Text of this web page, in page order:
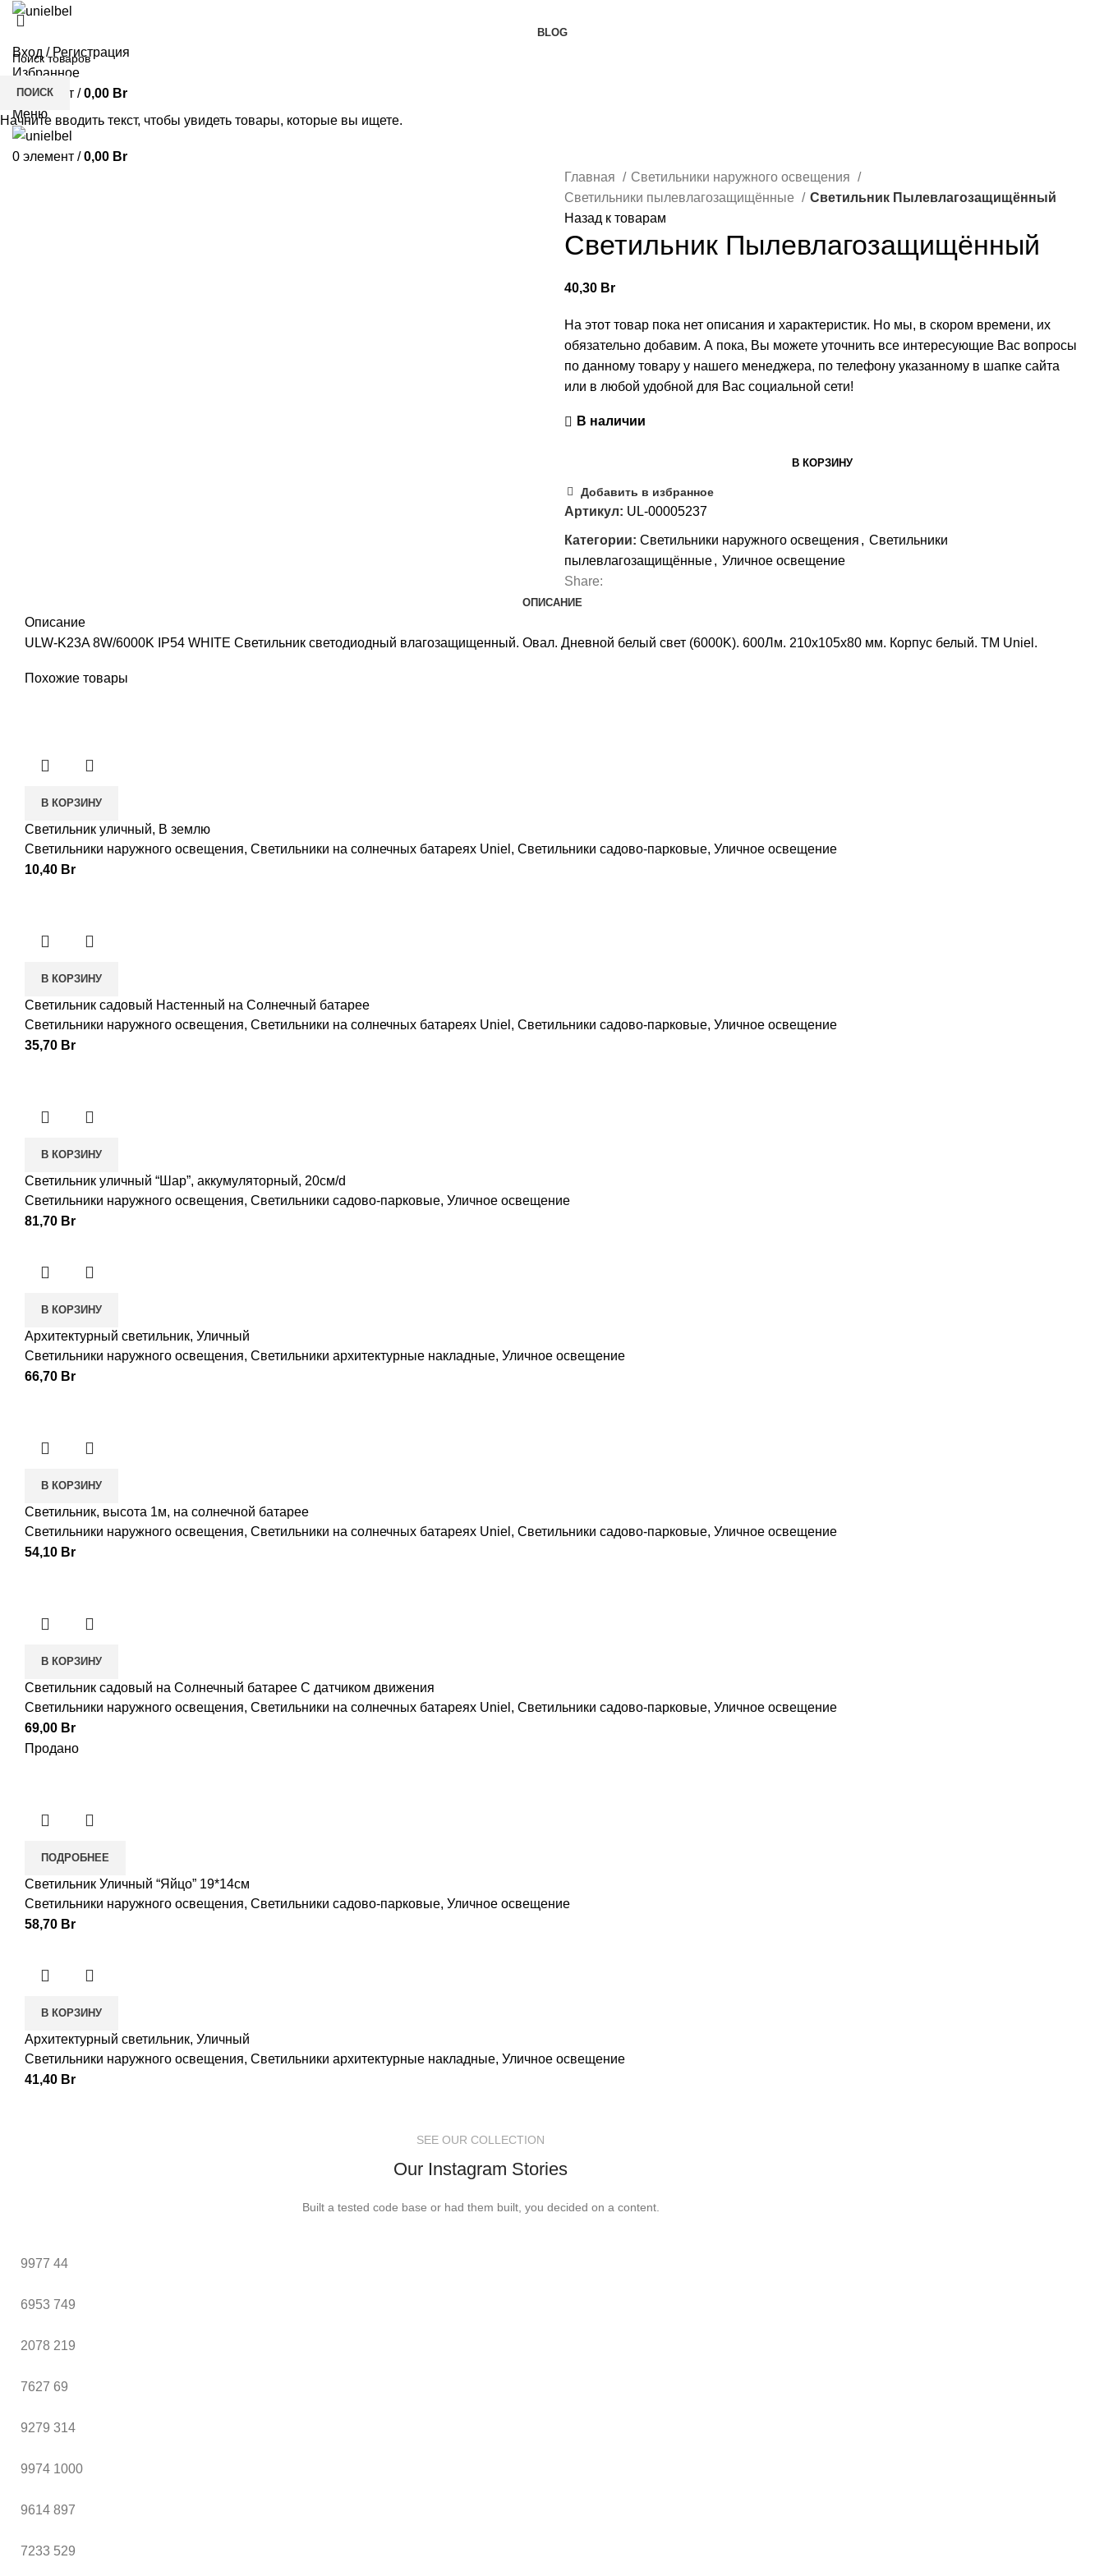
BLOG
Вход / Регистрация
Избранное
0элемент / 0,00 Br
Меню
0 элемент / 0,00 Br
Главная
Светильники наружного освещения
Светильники пылевлагозащищённые
Светильник Пылевлагозащищённый
Назад к товарам
Светильник Пылевлагозащищённый
40,30 Br
На этот товар пока нет описания и характеристик. Но мы, в скором времени, их
обязательно добавим. А пока, Вы можете уточнить все интересующие Вас вопросы
по данному товару у нашего менеджера, по телефону указанному в шапке сайта
или в любой удобной для Вас социальной сети!
В наличии
В КОРЗИНУ
Добавить в избранное
Артикул: UL-00005237
Категории: Светильники наружного освещения , Светильники
пылевлагозащищённые, Уличное освещение
Share:
ОПИСАНИЕ
Описание
ULW-K23A 8W/6000K IP54 WHITE Светильник светодиодный влагозащищенный. Овал. Дневной белый свет (6000K). 600Лм. 210х105х80 мм. Корпус белый. ТМ Uniel.
Похожие товары
В КОРЗИНУ
Светильник уличный, В землю
Светильники наружного освещения, Светильники на солнечных батареях Uniel , Светильники садово-парковые, Уличное освещение
10,40 Br
В КОРЗИНУ
Светильник садовый Настенный на Солнечный батарее
Светильники наружного освещения, Светильники на солнечных батареях Uniel , Светильники садово-парковые, Уличное освещение
35,70 Br
В КОРЗИНУ
Светильник уличный “Шар”, аккумуляторный, 20см/d
Светильники наружного освещения, Светильники садово-парковые, Уличное освещение
81,70 Br
В КОРЗИНУ
Архитектурный светильник, Уличный
Светильники наружного освещения, Светильники архитектурные накладные, Уличное освещение
66,70 Br
В КОРЗИНУ
Светильник, высота 1м, на солнечной батарее
Светильники наружного освещения, Светильники на солнечных батареях Uniel , Светильники садово-парковые, Уличное освещение
54,10 Br
В КОРЗИНУ
Светильник садовый на Солнечный батарее С датчиком движения
Светильники наружного освещения, Светильники на солнечных батареях Uniel , Светильники садово-парковые, Уличное освещение
69,00 Br
Продано
ПОДРОБНЕЕ
Светильник Уличный “Яйцо” 19*14см
Светильники наружного освещения, Светильники садово-парковые, Уличное освещение
58,70 Br
В КОРЗИНУ
Архитектурный светильник, Уличный
Светильники наружного освещения, Светильники архитектурные накладные, Уличное освещение
41,40 Br
SEE OUR COLLECTION
Our Instagram Stories
Built a tested code base or had them built, you decided on a content.
9977 44
6953 749
2078 219
7627 69
9279 314
9974 1000
9614 897
7233 529
ПОИСК
Начните вводить текст, чтобы увидеть товары, которые вы ищете.